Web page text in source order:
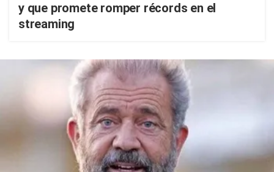
y que promete romper récords en el
streaming